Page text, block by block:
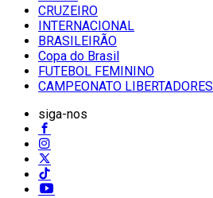
CRUZEIRO
INTERNACIONAL
BRASILEIRÃO
Copa do Brasil
FUTEBOL FEMININO
CAMPEONATO LIBERTADORES
siga-nos